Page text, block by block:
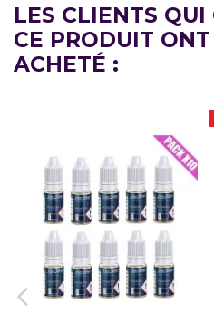
LES CLIENTS
CE PRODUIT
ACHETÉ :